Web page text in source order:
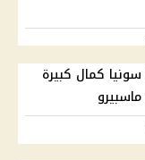
كمال كبيرة